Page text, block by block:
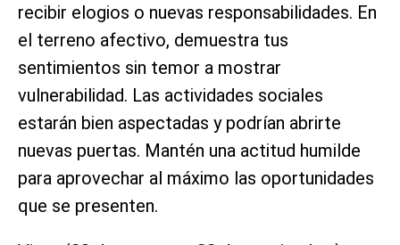
recibir elogios o nuevas responsabilidades. En
el terreno afectivo, demuestra tus
sentimientos sin temor a mostrar
vulnerabilidad. Las actividades sociales
estarán bien aspectadas y podrían abrirte
nuevas puertas. Mantén una actitud humilde
para aprovechar al máximo las oportunidades
que se presenten.